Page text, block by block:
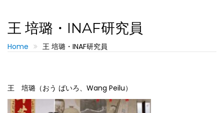
王 培璐・INAF研究員
Home 王 培璐・INAF研究員
王 培璐（おう ばいろ、Wang Peilu）